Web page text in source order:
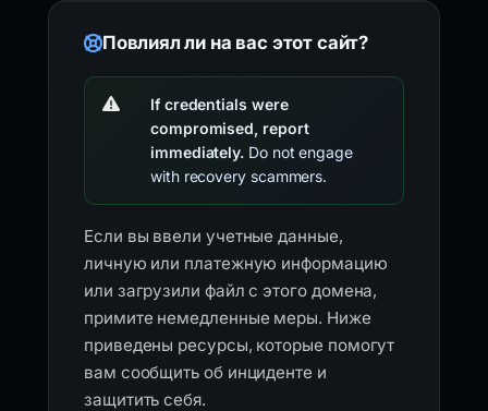
Повлиял ли на вас этот сайт?
If credentials were
compromised, report
immediately. Do not engage
with recovery scammers.
Если вы ввели учетные данные,
личную или платежную информацию
или загрузили файл с этого домена,
примите немедленные меры. Ниже
приведены ресурсы, которые помогут
вам сообщить об инциденте и
защитить себя.